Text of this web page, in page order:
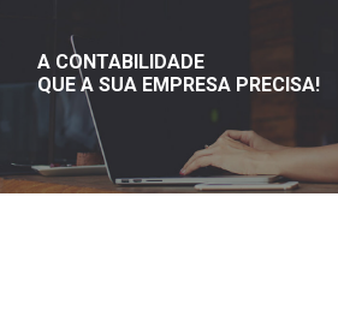
A CONTABILIDADE
QUE A SUA EMPRESA PRECISA!